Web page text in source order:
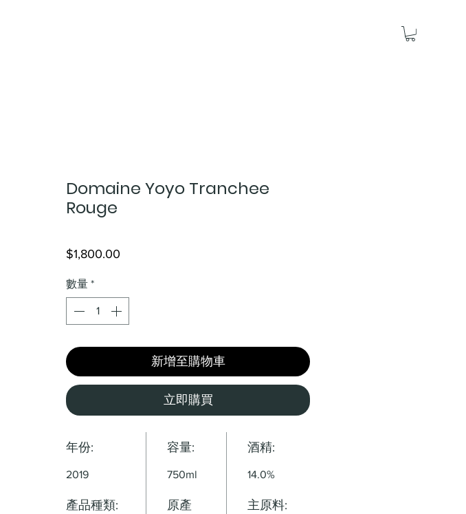
Domaine Yoyo Tranchee
Rouge
$1,800.00
數量 *
新增至購物車
立即購買
年份:
2019
容量:
750ml
酒精:
14.0%
產品種類:
原產
主原料: